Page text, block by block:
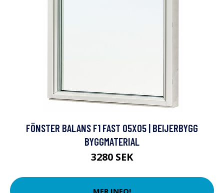
FÖNSTER BALANS F1 FAST 05X05 | BEIJERBYGG
BYGGMATERIAL
3280 SEK
MER INFO!